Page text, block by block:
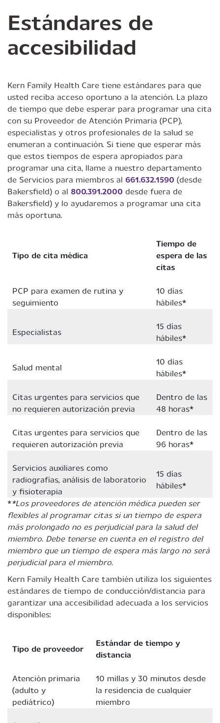
Estándares de
accesibilidad
Kern Family Health Care tiene estándares para que
usted reciba acceso oportuno a la atención. La plazo
de tiempo que debe esperar para programar una cita
con su Proveedor de Atención Primaria (PCP),
especialistas y otros profesionales de la salud se
enumeran a continuación. Si tiene que esperar más
que estos tiempos de espera apropiados para
programar una cita, llame a nuestro departamento
de Servicios para miembros al 661.632.1590 (desde
Bakersfield) o al 800.391.2000 desde fuera de
Bakersfield) y lo ayudaremos a programar una cita
más oportuna.
Tipo de cita médica
Tiempo de
espera de las
citas
PCP para examen de rutina y
seguimiento
10 días
hábiles*
Especialistas
15 días
hábiles*
Salud mental
10 días
hábiles*
Citas urgentes para servicios que
no requieren autorización previa
Dentro de las
48 horas*
Citas urgentes para servicios que
requieren autorización previa
Dentro de las
96 horas*
Servicios auxiliares como
radiografías, análisis de laboratorio
y fisioterapia
15 días
hábiles*
**Los proveedores de atención médica pueden ser
flexibles al programar citas si un tiempo de espera
más prolongado no es perjudicial para la salud del
miembro. Debe tenerse en cuenta en el registro del
miembro que un tiempo de espera más largo no será
perjudicial para el miembro.
Kern Family Health Care también utiliza los siguientes
estándares de tiempo de conducción/distancia para
garantizar una accesibilidad adecuada a los servicios
disponibles:
Tipo de proveedor
Estándar de tiempo y
distancia
Atención primaria
(adulto y
pediátrico)
10 millas y 30 minutos desde
la residencia de cualquier
miembro